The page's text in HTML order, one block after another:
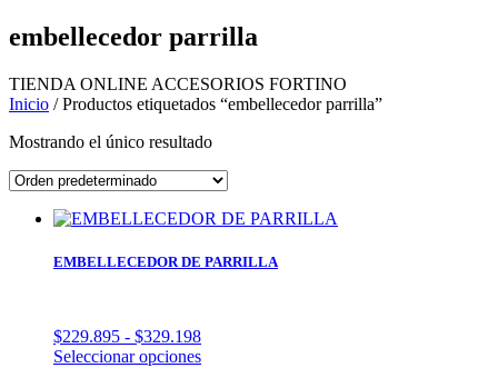
embellecedor parrilla
TIENDA ONLINE ACCESORIOS FORTINO
Inicio / Productos etiquetados “embellecedor parrilla”
Mostrando el único resultado
EMBELLECEDOR DE PARRILLA
$229.895 - $329.198Rango
de
Seleccionar opcionesEste